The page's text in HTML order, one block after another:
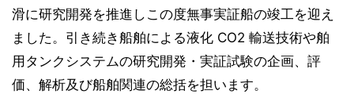
滑に研究開発を推進しこの度無事実証船の竣工を迎え
ました。引き続き船舶による液化 CO2 輸送技術や舶
用タンクシステムの研究開発・実証試験の企画、評
価、解析及び船舶関連の総括を担います。